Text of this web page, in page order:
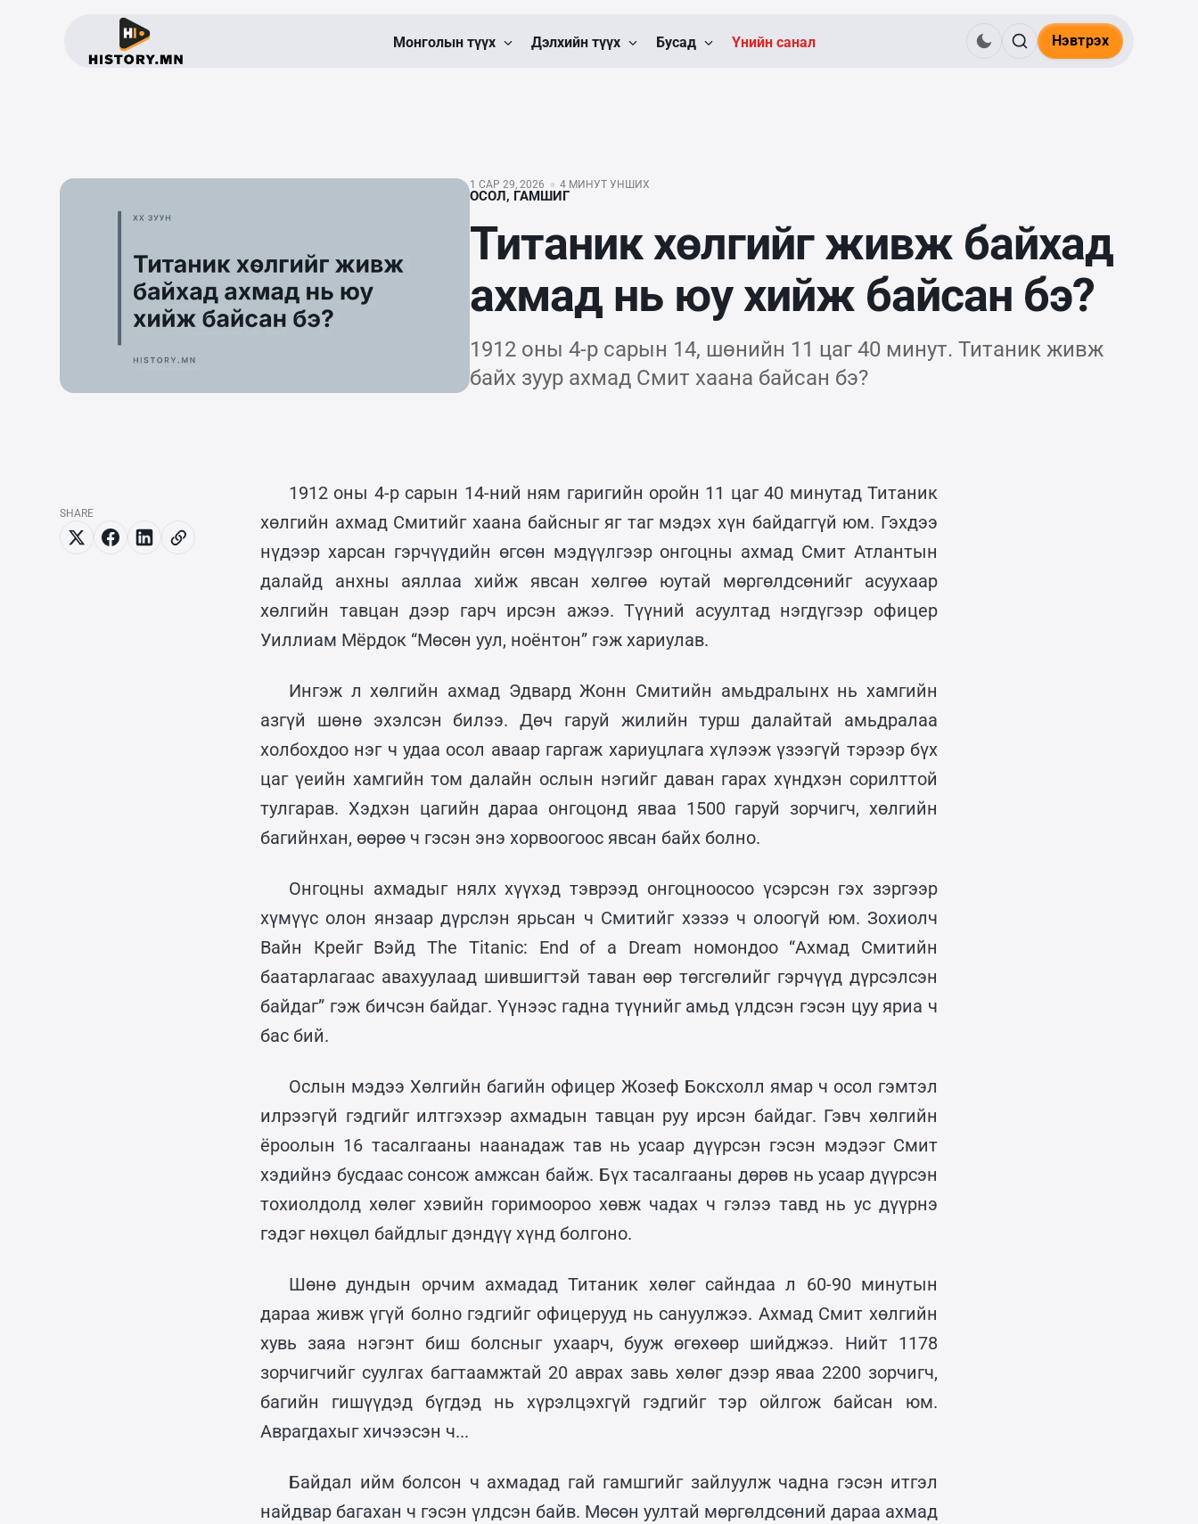
Монголын түүх Дэлхийн түүх Бусад Үнийн санал Нэвтрэх
1 САР 29, 2026 4 МИНУТ УНШИХ
ОСОЛ, ГАМШИГ
Титаник хөлгийг живж байхад
ахмад нь юу хийж байсан бэ?
1912 оны 4-р сарын 14, шөнийн 11 цаг 40 минут. Титаник живж
байх зуур ахмад Смит хаана байсан бэ?
1912 оны 4-р сарын 14-ний ням гаригийн оройн 11 цаг 40 минутад Титаник
хөлгийн ахмад Смитийг хаана байсныг яг таг мэдэх хүн байдаггүй юм. Гэхдээ
нүдээр харсан гэрчүүдийн өгсөн мэдүүлгээр онгоцны ахмад Смит Атлантын
далайд анхны аяллаа хийж явсан хөлгөө юутай мөргөлдсөнийг асуухаар
хөлгийн тавцан дээр гарч ирсэн ажээ. Түүний асуултад нэгдүгээр офицер
Уиллиам Мёрдок “Мөсөн уул, ноёнтон” гэж хариулав.
Ингэж л хөлгийн ахмад Эдвард Жонн Смитийн амьдралынх нь хамгийн
азгүй шөнө эхэлсэн билээ. Дөч гаруй жилийн турш далайтай амьдралаа
холбохдоо нэг ч удаа осол аваар гаргаж хариуцлага хүлээж үзээгүй тэрээр бүх
цаг үеийн хамгийн том далайн ослын нэгийг даван гарах хүндхэн сорилттой
тулгарав. Хэдхэн цагийн дараа онгоцонд яваа 1500 гаруй зорчигч, хөлгийн
багийнхан, өөрөө ч гэсэн энэ хорвоогоос явсан байх болно.
Онгоцны ахмадыг нялх хүүхэд тэврээд онгоцноосоо үсэрсэн гэх зэргээр
хүмүүс олон янзаар дүрслэн ярьсан ч Смитийг хэзээ ч олоогүй юм. Зохиолч
Вайн Крейг Вэйд The Titanic: End of a Dream номондоо “Ахмад Смитийн
баатарлагаас авахуулаад шившигтэй таван өөр төгсгөлийг гэрчүүд дүрсэлсэн
байдаг” гэж бичсэн байдаг. Үүнээс гадна түүнийг амьд үлдсэн гэсэн цуу яриа ч
бас бий.
Ослын мэдээ Хөлгийн багийн офицер Жозеф Боксхолл ямар ч осол гэмтэл
илрээгүй гэдгийг илтгэхээр ахмадын тавцан руу ирсэн байдаг. Гэвч хөлгийн
ёроолын 16 тасалгааны наанадаж тав нь усаар дүүрсэн гэсэн мэдээг Смит
хэдийнэ бусдаас сонсож амжсан байж. Бүх тасалгааны дөрөв нь усаар дүүрсэн
тохиолдолд хөлөг хэвийн горимоороо хөвж чадах ч гэлээ тавд нь ус дүүрнэ
гэдэг нөхцөл байдлыг дэндүү хүнд болгоно.
Шөнө дундын орчим ахмадад Титаник хөлөг сайндаа л 60-90 минутын
дараа живж үгүй болно гэдгийг офицерууд нь сануулжээ. Ахмад Смит хөлгийн
хувь заяа нэгэнт биш болсныг ухаарч, бууж өгөхөөр шийджээ. Нийт 1178
зорчигчийг суулгах багтаамжтай 20 аврах завь хөлөг дээр яваа 2200 зорчигч,
багийн гишүүдэд бүгдэд нь хүрэлцэхгүй гэдгийг тэр ойлгож байсан юм.
Аврагдахыг хичээсэн ч...
Байдал ийм болсон ч ахмадад гай гамшгийг зайлуулж чадна гэсэн итгэл
найдвар багахан ч гэсэн үлдсэн байв. Мөсөн уултай мөргөлдсөний дараа ахмад
SHARE